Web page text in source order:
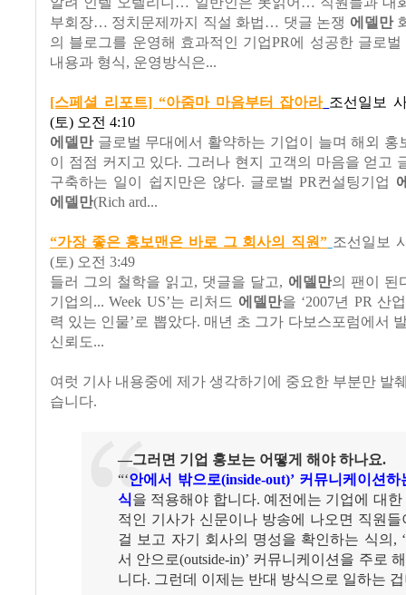
부회장… 정치문제까지 직설 화법… 댓글 논쟁 에델만
의 블로그를 운영해 효과적인 기업PR에 성공한 글로벌
내용과 형식, 운영방식은...
[스페셜 리포트] “아줌마 마음부터 잡아라 조선일보
(토) 오전 4:10
에델만글로벌 무대에서 활약하는 기업이 늘며 해외 홍
이 점점 커지고 있다. 그러나 현지 고객의 마음을 얻고
구축하는 일이 쉽지만은 않다. 글로벌 PR컨설팅기업
에델만(Rich ard...
“가장 좋은 홍보맨은 바로 그 회사의 직원” 조선일보
(토) 오전 3:49
들러 그의 철학을 읽고, 댓글을 달고, 에델만의 팬이 된
기업의... Week US’는 리처드 에델만을 ‘2007년 PR 산
력 있는 인물’로 뽑았다. 매년 초 그가 다보스포럼에서
신뢰도...
여럿 기사 내용중에 제가 생각하기에 중요한 부분만 발
습니다.
―그러면 기업 홍보는 어떻게 해야 하나요.
“‘안에서 밖으로(inside-out)’ 커뮤니케이션하
식을 적용해야 합니다. 예전에는 기업에 대한
적인 기사가 신문이나 방송에 나오면 직원들
걸 보고 자기 회사의 명성을 확인하는 식의,
서 안으로(outside-in)’ 커뮤니케이션을 주로
니다. 그런데 이제는 반대 방식으로 일하는